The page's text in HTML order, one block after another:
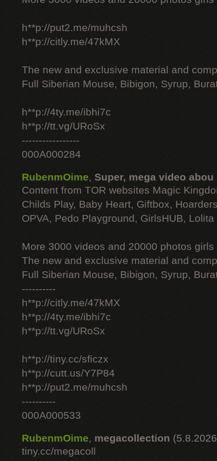
h**p://put2.me/muhcsh
h**p://citly.me/47kMX
The new and exclusive material and
Full Siberian Mouse, Bibigon, Syrup,
h**p://4ty.me/ibhi7c
h**p://tt.vg/URoSx
-----------------
000A000284
RubenmOime, Super, mega video abou
Content from TOR websites Magic
Childs Play, Baby Heart, Giftbox,
OPVA, Pedo Playground, GirlsHUB, Lolita
More 3000 videos and 20000 photos
The new and exclusive material and
Full Siberian Mouse, Bibigon, Syrup,
----------
h**p://citly.me/47kMX
h**p://4ty.me/ibhi7c
h**p://tt.vg/URoSx
h**p://tiny.cc/sficzx
h**p://cutt.us/Y7P84
h**p://put2.me/muhcsh
----------
000A000533
RubenmOime, megacollection
tiny.cc/megacoll